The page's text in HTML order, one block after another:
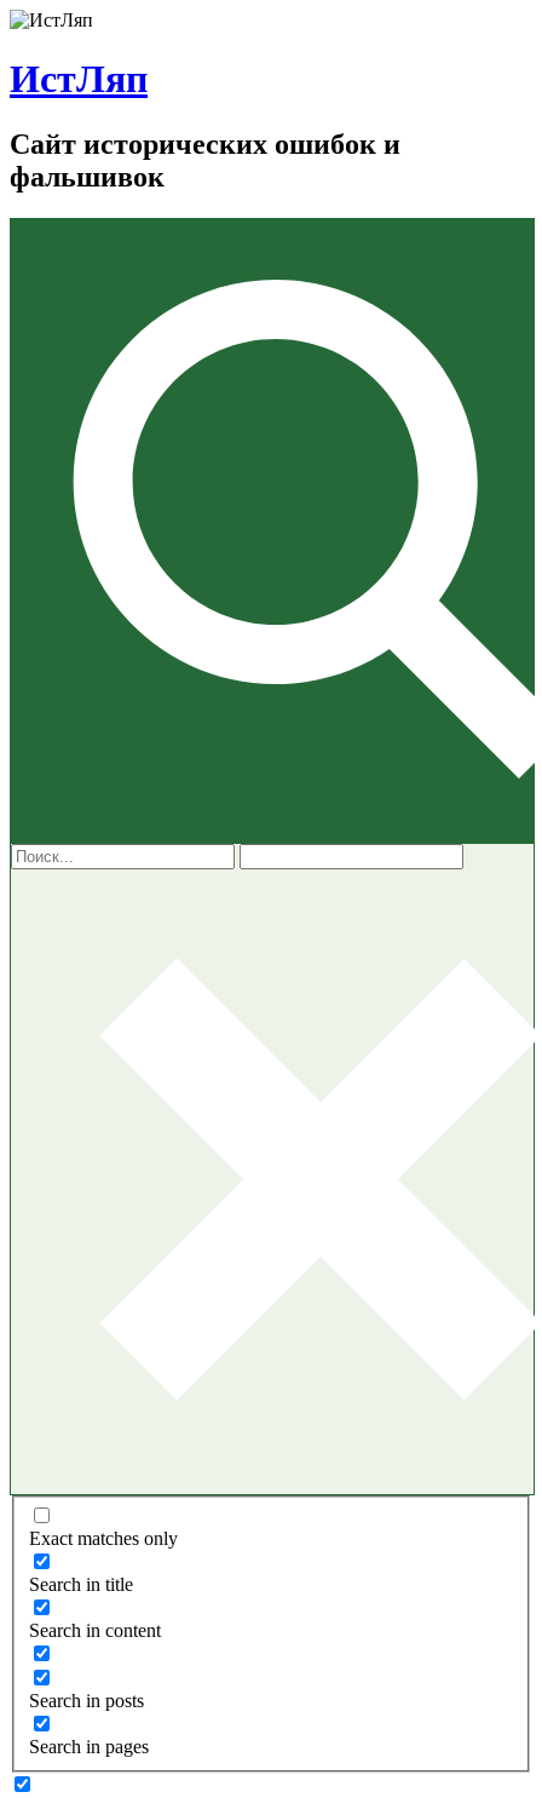
ИстЛяп
Сайт исторических ошибок и
фальшивок
Exact matches only
Search in title
Search in content
Search in posts
Search in pages